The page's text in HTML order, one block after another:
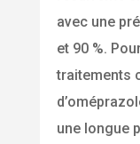
avec une
et 90 %.
traitements
une longue